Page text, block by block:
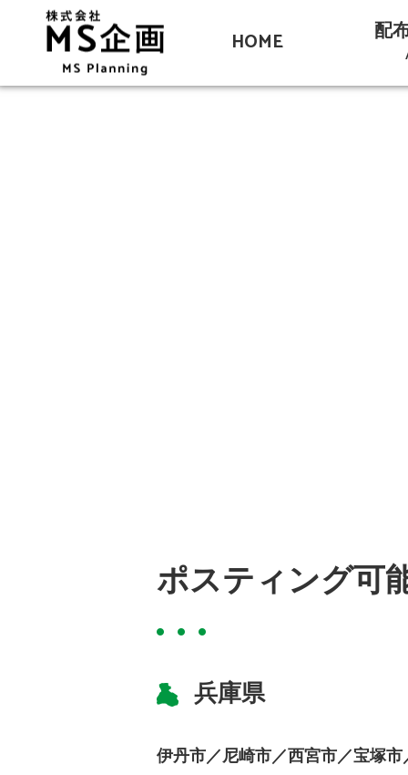
HOME 配
ポスティング可
兵庫県
伊丹市／尼崎市／西宮市／宝塚市